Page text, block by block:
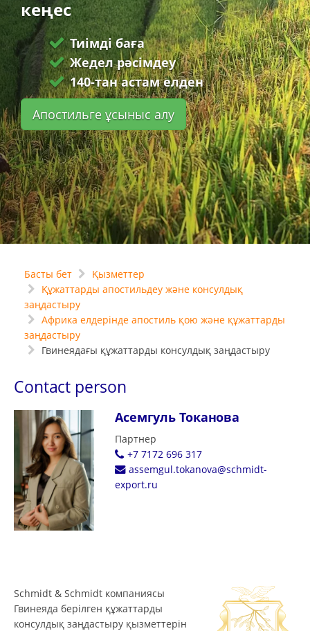
кеңес
Тиімді баға
Жедел рәсімдеу
140-тан астам елден
Апостильге ұсыныс алу
Басты бет
Қызметтер
Құжаттарды апостильдеу және консулдық
заңдастыру
Африка елдерінде апостиль қою және құжаттарды
заңдастыру
Гвинеядағы құжаттарды консулдық заңдастыру
Contact person
Асемгуль Токанова
Партнер
+7 7172 696 317
assemgul.tokanova@schmidt-
export.ru
Schmidt & Schmidt компаниясы
Гвинеяда берілген құжаттарды
консулдық заңдастыру қызметтерін